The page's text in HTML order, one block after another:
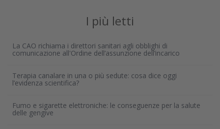
I più letti
La CAO richiama i direttori sanitari agli obblighi di
comunicazione all'Ordine dell’assunzione dell’incarico
Terapia canalare in una o più sedute: cosa dice oggi
l’evidenza scientifica?
Fumo e sigarette elettroniche: le conseguenze per la salute
delle gengive